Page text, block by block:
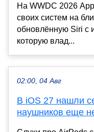
На WWDC 2026
своих систем на
обновлённую Siri с
которую влад...
02:00, 04 Авг
В iOS 27 нашли
наушников еще